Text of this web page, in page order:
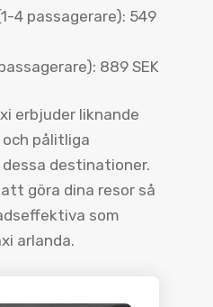
4 passagerare): 549
889 SEK
erbjuder liknande
pålitliga
destinationer.
göra dina resor så
som
arlanda.